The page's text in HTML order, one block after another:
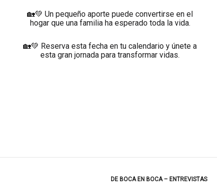
🏡💚 Un pequeño aporte puede convertirse en el
hogar que una familia ha esperado toda la vida.
🏡💚 Reserva esta fecha en tu calendario y únete a
esta gran jornada para transformar vidas.
DE BOCA EN BOCA – ENTREVISTAS